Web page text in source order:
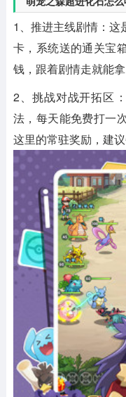
1‌、推进主线剧情‌：这
卡，系统送的通关宝
钱，跟着剧情走就能拿
2‌、挑战对战开拓区‌
法，每天能免费打一
这里的常驻奖励，建